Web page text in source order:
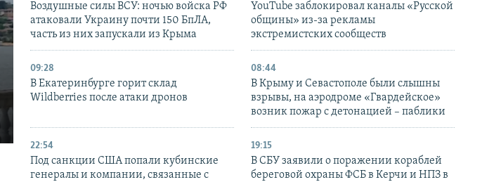
Воздушные силы ВСУ: ночью войска РФ
атаковали Украину почти 150 БпЛА,
часть из них запускали из Крыма
YouTube заблокировал каналы «Русской
общины» из-за рекламы
экстремистских сообществ
09:28
В Екатеринбурге горит склад
Wildberries после атаки дронов
08:44
В Крыму и Севастополе были слышны
взрывы, на аэродроме «Гвардейское»
возник пожар с детонацией – паблики
22:54
Под санкции США попали кубинские
генералы и компании, связанные с
19:15
В СБУ заявили о поражении кораблей
береговой охраны ФСБ в Керчи и НПЗ в